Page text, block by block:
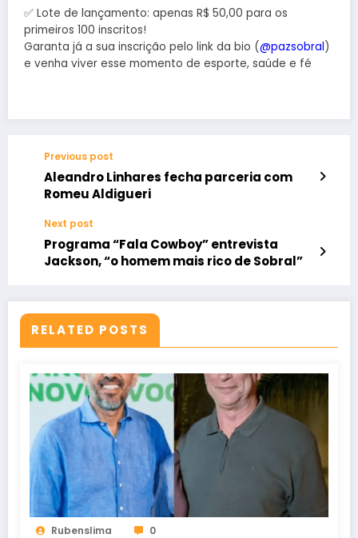
✅ Lote de lançamento: apenas R$ 50,00 para os
primeiros 100 inscritos!
Garanta já a sua inscrição pelo link da bio (@pazsobral)
e venha viver esse momento de esporte, saúde e fé
Previous post
Aleandro Linhares fecha parceria com
Romeu Aldigueri
Next post
Programa “Fala Cowboy” entrevista
Jackson, “o homem mais rico de Sobral”
RELATED POSTS
Rubenslima 0